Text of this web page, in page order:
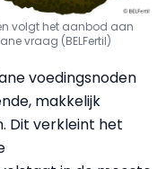
volgt het aanbod aan
vraag (BELFertil)
voedingsnoden
makkelijk
Dit verkleint het